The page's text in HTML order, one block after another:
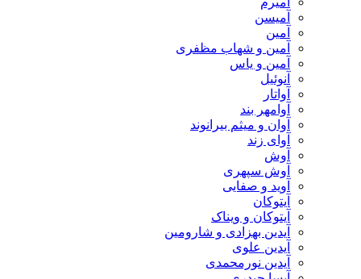
آمیسن
آمین
آمین و شهاب مظفری
آمین و یاس
آنوئیل
آواتار
آوامهر بند
آوان و میثم بیرانوند
آوای زند
آوش
آوش سپهری
آوید و صفایی
آیتوکان
آیتوکان و ویناک
آیدین بهزادی و شارومین
آیدین علوی
آیدین نورمحمدی